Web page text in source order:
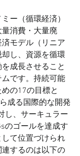
ー（循環経済）
消費・大量廃
モデル（リニア
し、資源を循環
成長させること
です。持続可能
の17の目標と
成る国際的な開発
し、サーキュラー
のゴールを達成す
て位置づけられ
するのは以下の